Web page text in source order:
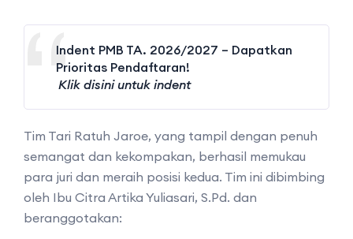
Indent PMB TA. 2026/2027 – Dapatkan
Prioritas Pendaftaran!
Klik disini untuk indent
Tim Tari Ratuh Jaroe, yang tampil dengan penuh
semangat dan kekompakan, berhasil memukau
para juri dan meraih posisi kedua. Tim ini dibimbing
oleh Ibu Citra Artika Yuliasari, S.Pd. dan
beranggotakan: